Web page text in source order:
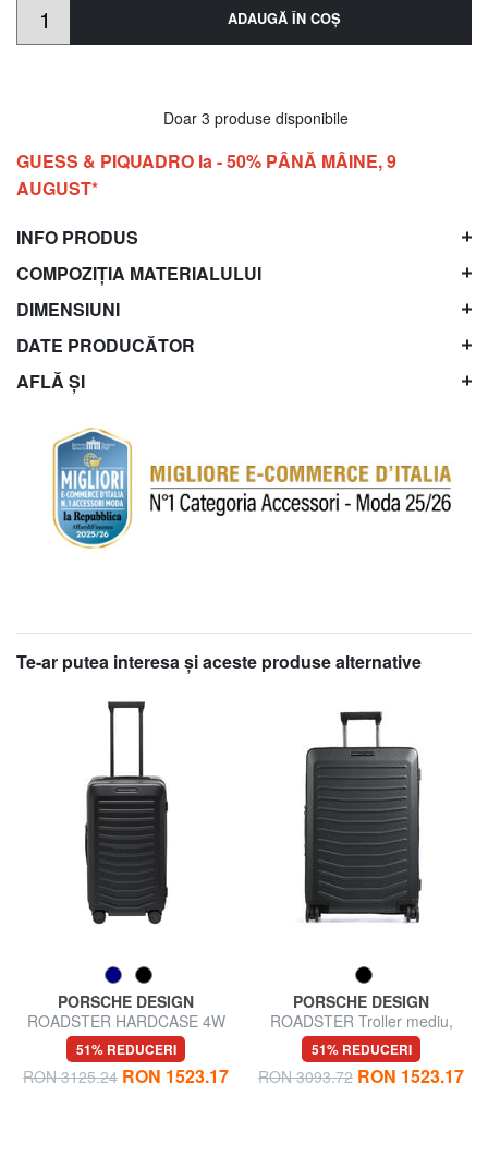
ADAUGĂ ÎN COŞ
Doar 3 produse disponibile
GUESS & PIQUADRO la - 50% PÂNĂ MÂINE, 9
AUGUST*
INFO PRODUS
COMPOZIȚIA MATERIALULUI
DIMENSIUNI
DATE PRODUCĂTOR
AFLĂ ȘI
Te-ar putea interesa şi aceste produse alternative
PORSCHE DESIGN
ROADSTER HARDCASE 4W
Cărucior mediu, ultrarezistent
51% REDUCERI
RON 3125.24 RON 1523.17
PORSCHE DESIGN
ROADSTER Troller mediu,
extensibil
51% REDUCERI
RON 3093.72 RON 1523.17